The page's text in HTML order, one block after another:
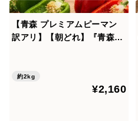
【青森 プレミアムピーマン
訳アリ】【朝どれ】『青森グ
約2kg
¥2,160